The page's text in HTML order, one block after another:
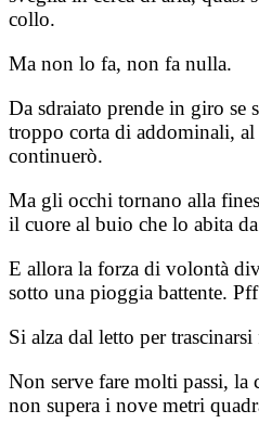
collo.
Ma non lo fa, non fa nulla.
Da sdraiato prende in giro se
troppo corta di addominali, al
continuerò.
Ma gli occhi tornano alla
il cuore al buio che lo abita
E allora la forza di volontà
sotto una pioggia battente.
Si alza dal letto per trascinarsi
Non serve fare molti passi, la
non supera i nove metri